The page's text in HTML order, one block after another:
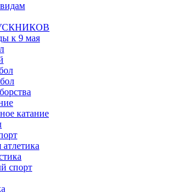
к 9 мая
катание
атлетика
спорт